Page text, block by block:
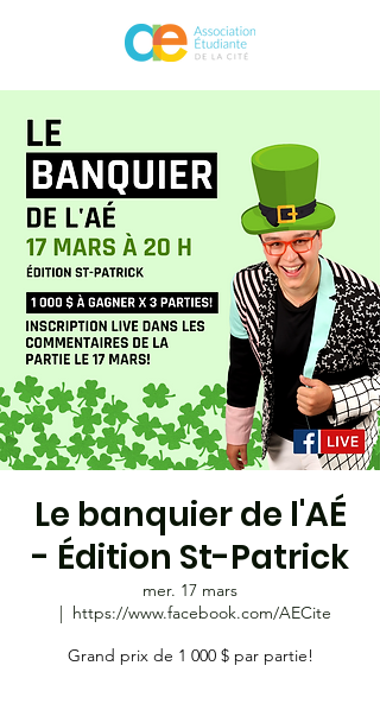
Le banquier de l'AÉ
- Édition St-Patrick
mer. 17 mars
  |
https://www.facebook.com/AECite
Grand prix de 1 000 $ par partie!